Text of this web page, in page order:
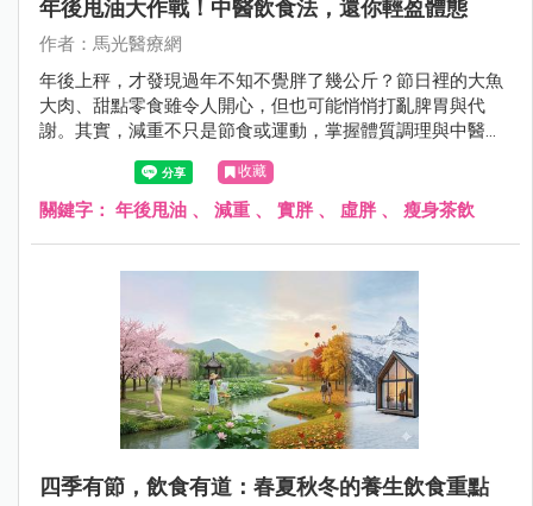
年後甩油大作戰！中醫飲食法，還你輕盈體態
作者：馬光醫療網
年後上秤，才發現過年不知不覺胖了幾公斤？節日裡的大魚
大肉、甜點零食雖令人開心，但也可能悄悄打亂脾胃與代
謝。其實，減重不只是節食或運動，掌握體質調理與中醫智
慧，同樣能讓身體輕盈、健康回歸。跟著醫師，一起學習年
後甩油的中醫妙招，從飲食、茶飲到穴位按摩，逐步恢復身
體平衡，輕盈自然到來！
收藏
關鍵字： 年後甩油 、 減重 、 實胖、 虛胖、 瘦身茶飲
四季有節，飲食有道：春夏秋冬的養生飲食重點